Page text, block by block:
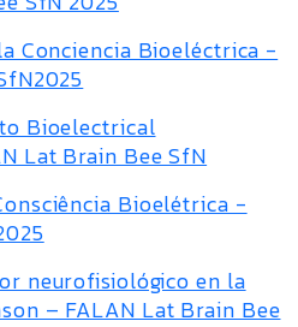
Conciencia Bioeléctrica -
Bioelectrical
Lat Brain Bee SfN
Bioelétrica -
neurofisiológico en la
– FALAN Lat Brain Bee